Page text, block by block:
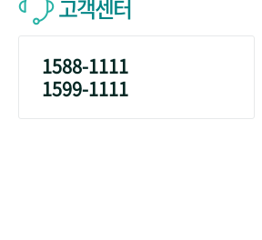
고객센터
1588-1111
1599-1111